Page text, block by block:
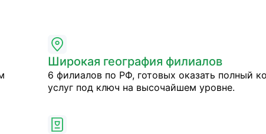
Широкая география филиалов
6 филиалов по РФ, готовых оказать полный
услуг под ключ на высочайшем уровне.